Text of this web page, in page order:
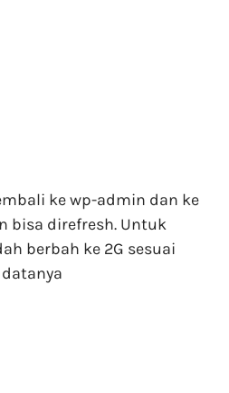
ke wp-admin dan ke
bisa direfresh. Untuk
berbah ke 2G sesuai